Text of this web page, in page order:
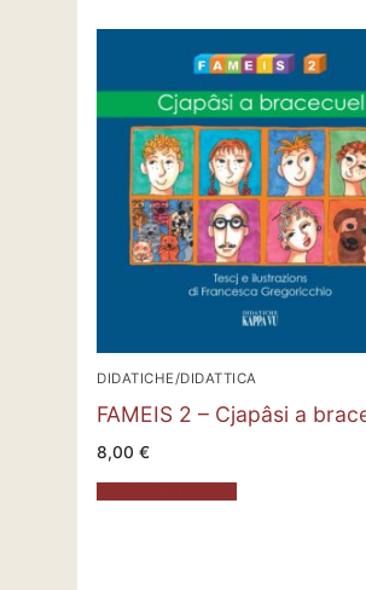
DIDATICHE/DIDATTICA
FAMEIS 2 – Cjapâsi a
8,00 €